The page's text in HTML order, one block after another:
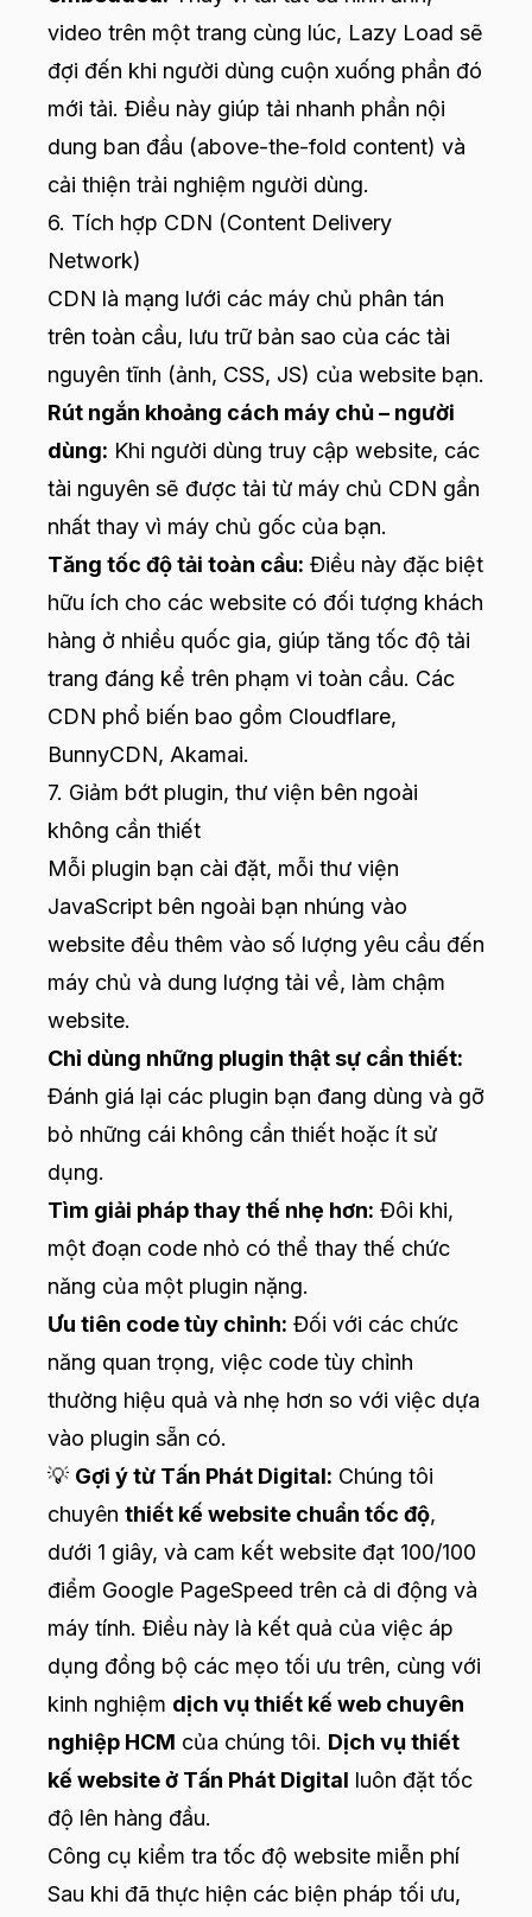
video trên một trang cùng lúc, Lazy Load sẽ
đợi đến khi người dùng cuộn xuống phần đó
mới tải. Điều này giúp tải nhanh phần nội
dung ban đầu (above-the-fold content) và
cải thiện trải nghiệm người dùng.
6. Tích hợp CDN (Content Delivery
Network)
CDN là mạng lưới các máy chủ phân tán
trên toàn cầu, lưu trữ bản sao của các tài
nguyên tĩnh (ảnh, CSS, JS) của website bạn.
Rút ngắn khoảng cách máy chủ – người
dùng: Khi người dùng truy cập website, các
tài nguyên sẽ được tải từ máy chủ CDN gần
nhất thay vì máy chủ gốc của bạn.
Tăng tốc độ tải toàn cầu: Điều này đặc biệt
hữu ích cho các website có đối tượng khách
hàng ở nhiều quốc gia, giúp tăng tốc độ tải
trang đáng kể trên phạm vi toàn cầu. Các
CDN phổ biến bao gồm Cloudflare,
BunnyCDN, Akamai.
7. Giảm bớt plugin, thư viện bên ngoài
không cần thiết
Mỗi plugin bạn cài đặt, mỗi thư viện
JavaScript bên ngoài bạn nhúng vào
website đều thêm vào số lượng yêu cầu đến
máy chủ và dung lượng tải về, làm chậm
website.
Chỉ dùng những plugin thật sự cần thiết:
Đánh giá lại các plugin bạn đang dùng và gỡ
bỏ những cái không cần thiết hoặc ít sử
dụng.
Tìm giải pháp thay thế nhẹ hơn: Đôi khi,
một đoạn code nhỏ có thể thay thế chức
năng của một plugin nặng.
Ưu tiên code tùy chỉnh: Đối với các chức
năng quan trọng, việc code tùy chỉnh
thường hiệu quả và nhẹ hơn so với việc dựa
vào plugin sẵn có.
💡 Gợi ý từ Tấn Phát Digital: Chúng tôi
chuyên thiết kế website chuẩn tốc độ,
dưới 1 giây, và cam kết website đạt 100/100
điểm Google PageSpeed trên cả di động và
máy tính. Điều này là kết quả của việc áp
dụng đồng bộ các mẹo tối ưu trên, cùng với
kinh nghiệm dịch vụ thiết kế web chuyên
nghiệp HCM của chúng tôi. Dịch vụ thiết
kế website ở Tấn Phát Digital luôn đặt tốc
độ lên hàng đầu.
Công cụ kiểm tra tốc độ website miễn phí
Sau khi đã thực hiện các biện pháp tối ưu,